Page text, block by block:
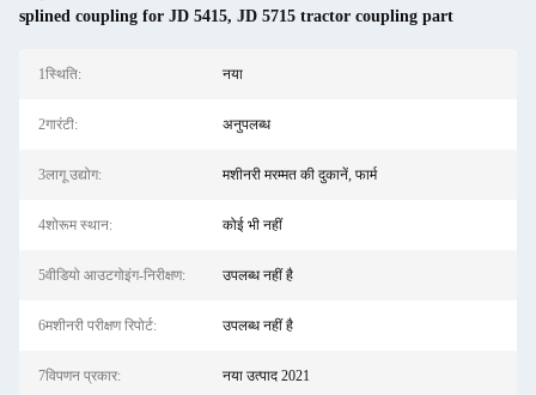
splined coupling for JD 5415, JD 5715 tractor coupling part
1स्थि‍ति: नया
2गारंटी: अनुपलब्ध
3लागू उद्योग: मशीनरी मरम्मत की दुकानें, फार्म
4शोरूम स्थान: कोई भी नहीं
5वीडियो आउटगोइंग-निरीक्षण: उपलब्ध नहीं है
6मशीनरी परीक्षण रिपोर्ट: उपलब्ध नहीं है
7विपणन प्रकार: नया उत्पाद 2021